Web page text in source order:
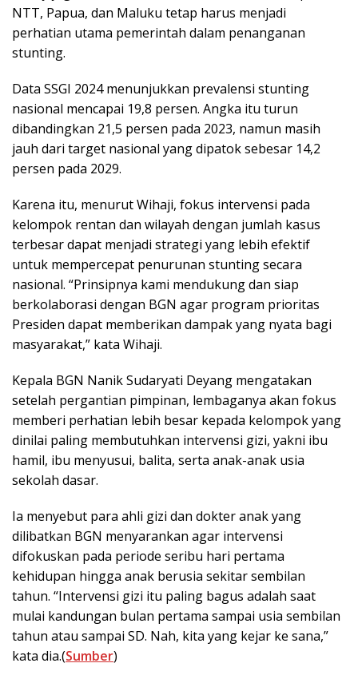
NTT, Papua, dan Maluku tetap harus menjadi
perhatian utama pemerintah dalam penanganan
stunting.
Data SSGI 2024 menunjukkan prevalensi stunting
nasional mencapai 19,8 persen. Angka itu turun
dibandingkan 21,5 persen pada 2023, namun masih
jauh dari target nasional yang dipatok sebesar 14,2
persen pada 2029.
Karena itu, menurut Wihaji, fokus intervensi pada
kelompok rentan dan wilayah dengan jumlah kasus
terbesar dapat menjadi strategi yang lebih efektif
untuk mempercepat penurunan stunting secara
nasional. “Prinsipnya kami mendukung dan siap
berkolaborasi dengan BGN agar program prioritas
Presiden dapat memberikan dampak yang nyata bagi
masyarakat,” kata Wihaji.
Kepala BGN Nanik Sudaryati Deyang mengatakan
setelah pergantian pimpinan, lembaganya akan fokus
memberi perhatian lebih besar kepada kelompok yang
dinilai paling membutuhkan intervensi gizi, yakni ibu
hamil, ibu menyusui, balita, serta anak-anak usia
sekolah dasar.
Ia menyebut para ahli gizi dan dokter anak yang
dilibatkan BGN menyarankan agar intervensi
difokuskan pada periode seribu hari pertama
kehidupan hingga anak berusia sekitar sembilan
tahun. “Intervensi gizi itu paling bagus adalah saat
mulai kandungan bulan pertama sampai usia sembilan
tahun atau sampai SD. Nah, kita yang kejar ke sana,”
kata dia.(Sumber)